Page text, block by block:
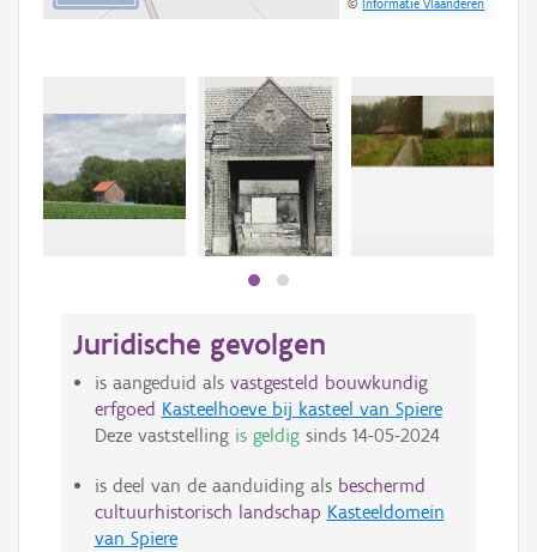
©Informatie Vlaanderen
Juridische gevolgen
is aangeduid als vastgesteld bouwkundig
erfgoed Kasteelhoeve bij kasteel van Spiere
Deze vaststelling is geldigsinds 14-05-2024
is deel van de aanduiding als beschermd
cultuurhistorisch landschap Kasteeldomein
van Spiere